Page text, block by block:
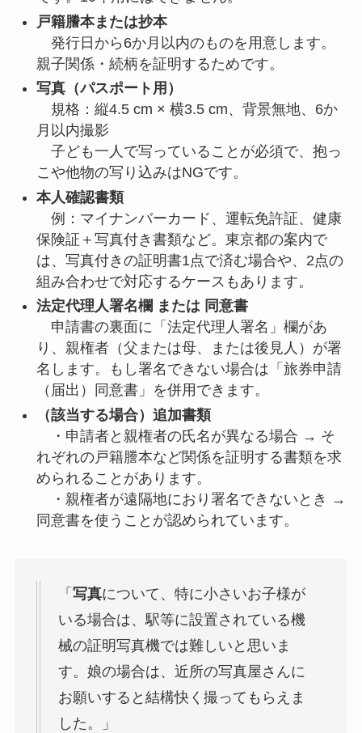
戸籍謄本または抄本
発行日から6か月以内のものを用意します。
親子関係・続柄を証明するためです。
写真（パスポート用）
規格：縦4.5 cm × 横3.5 cm、背景無地、6か
月以内撮影
子ども一人で写っていることが必須で、抱っ
こや他物の写り込みはNGです。
本人確認書類
例：マイナンバーカード、運転免許証、健康
保険証＋写真付き書類など。東京都の案内で
は、写真付きの証明書1点で済む場合や、2点の
組み合わせで対応するケースもあります。
法定代理人署名欄 または 同意書
申請書の裏面に「法定代理人署名」欄があ
り、親権者（父または母、または後見人）が署
名します。もし署名できない場合は「旅券申請
（届出）同意書」を併用できます。
（該当する場合）追加書類
・申請者と親権者の氏名が異なる場合 → そ
れぞれの戸籍謄本など関係を証明する書類を求
められることがあります。
・親権者が遠隔地におり署名できないとき →
同意書を使うことが認められています。
「 写真について、特に小さいお子様が
いる場合は、駅等に設置されている機
械の証明写真機では難しいと思いま
す。娘の場合は、近所の写真屋さんに
お願いすると結構快く撮ってもらえま
した。」